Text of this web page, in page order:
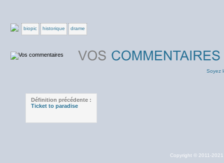
biopic historique drame
Soyez
Définition précédente :
Ticket to paradise
Copyright © 2011-